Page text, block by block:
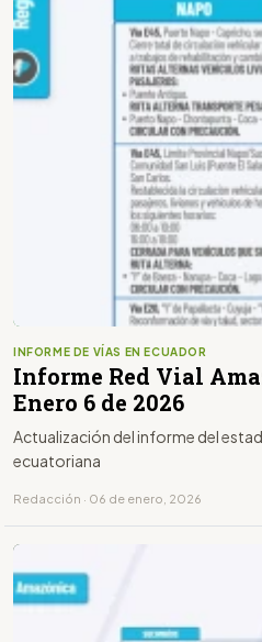
INFORME DE VÍAS EN ECUADOR
Informe Red Vial
Enero 6 de 2026
Actualización del informe del
ecuatoriana
Redacción · 06 de enero, 2026